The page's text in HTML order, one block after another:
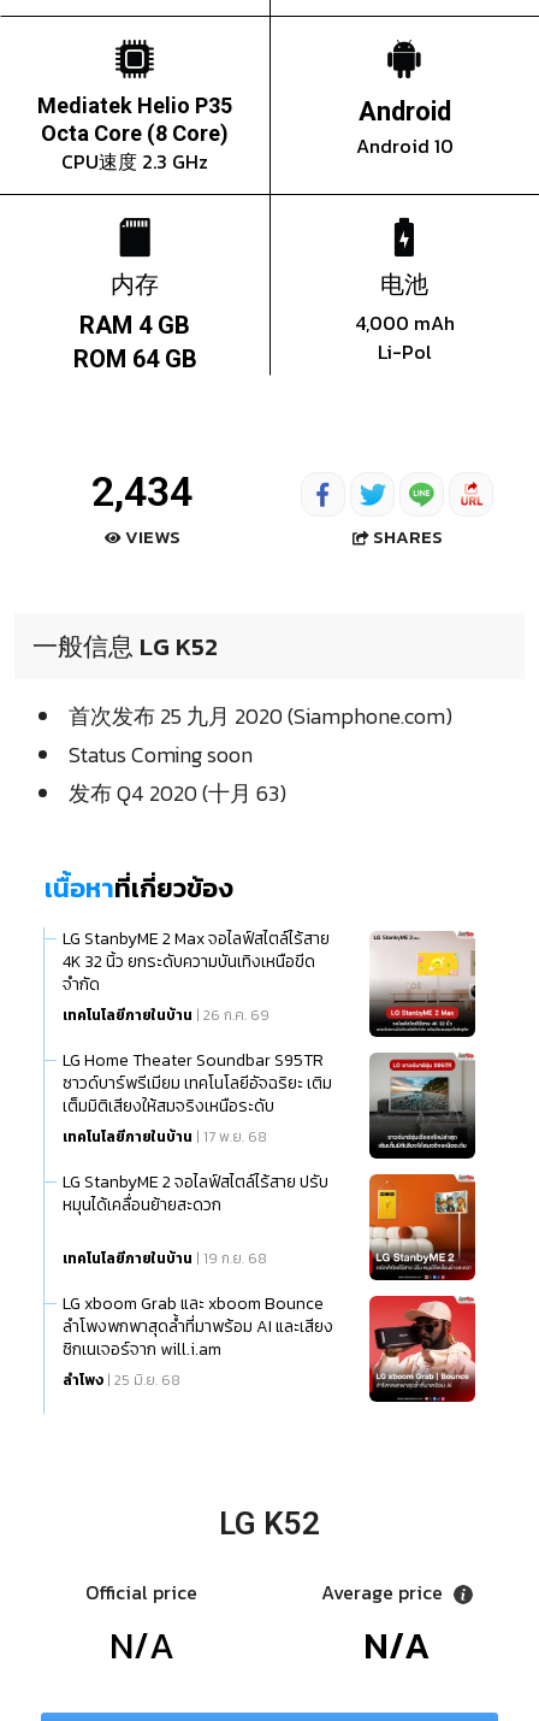
Mediatek Helio P35
Octa Core (8 Core)
CPU速度 2.3 GHz
Android
Android 10
内存
RAM 4 GB
ROM 64 GB
电池
4,000 mAh
Li-Pol
2,434
VIEWS SHARES
一般信息 LG K52
首次发布 25 九月 2020 (Siamphone.com)
Status Coming soon
发布 Q4 2020 (十月 63)
เนื้อหาที่เกี่ยวข้อง
LG StanbyME 2 Max จอไลฟ์สไตล์ไร้สาย
4K 32 นิ้ว ยกระดับความบันเทิงเหนือขีด
จำกัด
เทคโนโลยีภายในบ้าน | 26 ก.ค. 69
LG Home Theater Soundbar S95TR
ซาวด์บาร์พรีเมียม เทคโนโลยีอัจฉริยะ เติม
เต็มมิติเสียงให้สมจริงเหนือระดับ
เทคโนโลยีภายในบ้าน | 17 พ.ย. 68
LG StanbyME 2 จอไลฟ์สไตล์ไร้สาย ปรับ
หมุนได้เคลื่อนย้ายสะดวก
เทคโนโลยีภายในบ้าน | 19 ก.ย. 68
LG xboom Grab และ xboom Bounce
ลำโพงพกพาสุดล้ำที่มาพร้อม AI และเสียง
ซิกเนเจอร์จาก will.i.am
ลำโพง | 25 มิ.ย. 68
LG K52
Official price
N/A
Average price
N/A